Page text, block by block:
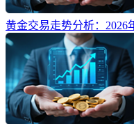
黄金交易走势分析：2026